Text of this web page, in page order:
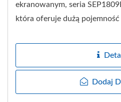
ekranowanym, seria
która oferuje dużą
Dodaj